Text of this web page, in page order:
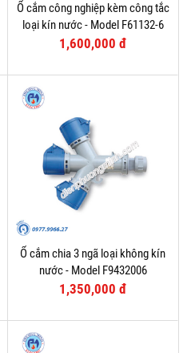
Ổ cắm công nghiệp kèm công tắc
loại kín nước - Model F61132-6
1,600,000 đ
Ổ cắm chia 3 ngã loại không kín
nước - Model F9432006
1,350,000 đ